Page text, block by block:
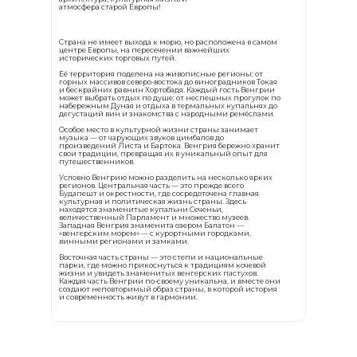
атмосфера старой Европы!
Страна не имеет выхода к морю, но расположена в самом
центре Европы, на пересечении важнейших
исторических торговых путей.
Её территория поделена на живописные регионы: от
горных массивов северо-востока до виноградников Токая
и бескрайних равнин Хортобадя. Каждый гость Венгрии
может выбрать отдых по душе: от неспешных прогулок по
набережным Дуная и отдыха в термальных купальнях до
дегустаций вин и знакомства с народными ремёслами.
Особое место в культурной жизни страны занимает
музыка — от чарующих звуков цимбалов до
произведений Листа и Бартока. Венгрия бережно хранит
свои традиции, превращая их в уникальный опыт для
путешественников.
Условно Венгрию можно разделить на несколько ярких
регионов. Центральная часть — это прежде всего
Будапешт и окрестности, где сосредоточена главная
культурная и политическая жизнь страны. Здесь
находятся знаменитые купальни Сеченьи,
величественный Парламент и множество музеев.
Западная Венгрия знаменита озером Балатон —
«венгерским морем» — с курортными городками,
винными регионами и замками.
Восточная часть страны — это степи и национальные
парки, где можно прикоснуться к традициям кочевой
жизни и увидеть знаменитых венгерских пастухов.
Каждая часть Венгрии по-своему уникальна, и вместе они
создают неповторимый образ страны, в которой история
и современность живут в гармонии.